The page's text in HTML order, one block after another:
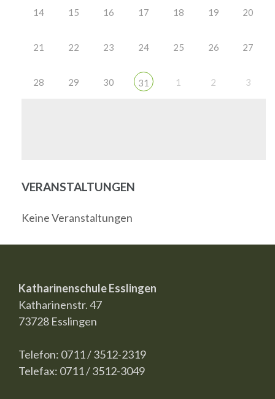
14 15 16 17 18 19 20
21 22 23 24 25 26 27
28 29 30 31 1 2 3
VERANSTALTUNGEN
Keine Veranstaltungen
Katharinenschule Esslingen
Katharinenstr. 47
73728 Esslingen
Telefon: 0711 / 3512-2319
Telefax: 0711 / 3512-3049